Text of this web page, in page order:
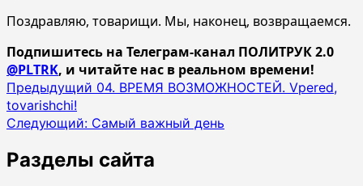
Поздравляю, товарищи. Мы, наконец, возвращаемся.
Подпишитесь на Телеграм-канал ПОЛИТРУК 2.0
@PLTRK, и читайте нас в реальном времени!
Навигация
записи
Предыдущий 04. ВРЕМЯ ВОЗМОЖНОСТЕЙ. Vpered,
tovarishchi!
Следующий: Самый важный день
Разделы сайта